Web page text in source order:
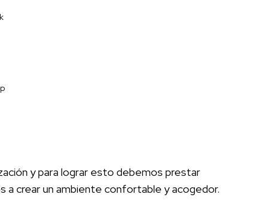
y para lograr esto debemos prestar
crear un ambiente confortable y acogedor.